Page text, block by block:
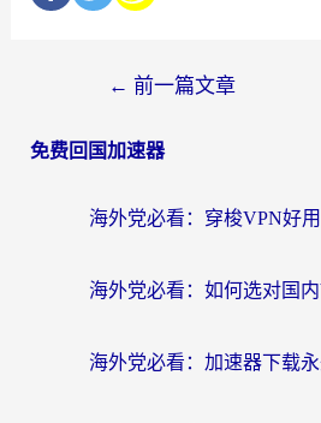
← 前一篇文章
免费回国加速器